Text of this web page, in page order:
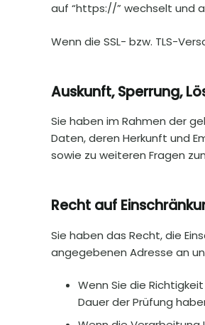
auf “https://” wechselt und
Wenn die SSL- bzw. TLS-
Auskunft, Sperrung,
Sie haben im Rahmen der
Daten, deren Herkunft und
sowie zu weiteren Fragen
Recht auf
Sie haben das Recht, die
angegebenen Adresse an
Wenn Sie die
Dauer der Prüfung